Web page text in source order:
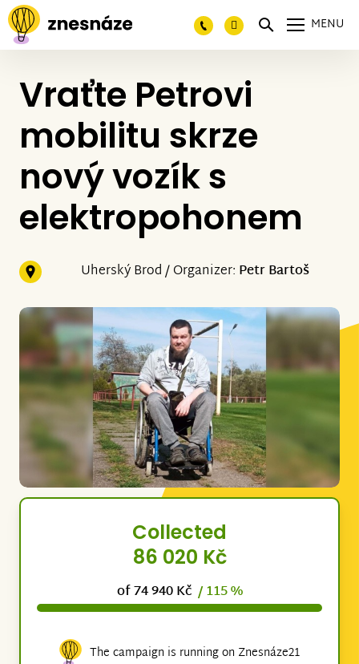
MENU
Vraťte Petrovi
mobilitu skrze
nový vozík s
elektropohonem
Uherský Brod / Organizer: Petr Bartoš
Collected
86 020 Kč
of 74 940 Kč / 115 %
The campaign is running on Znesnáze21